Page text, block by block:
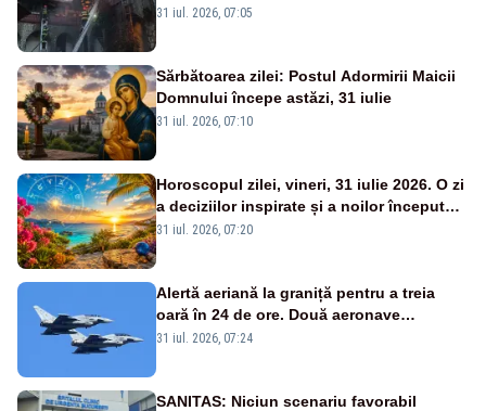
găsită carbonizată - FOTO/ VIDEO
31 iul. 2026, 07:05
Sărbătoarea zilei: Postul Adormirii Maicii
Domnului începe astăzi, 31 iulie
31 iul. 2026, 07:10
Horoscopul zilei, vineri, 31 iulie 2026. O zi
a deciziilor inspirate și a noilor începuturi.
Vezi zodiile vizate
31 iul. 2026, 07:20
Alertă aeriană la graniță pentru a treia
oară în 24 de ore. Două aeronave
Eurofighter britanice au fost ridicate de la
31 iul. 2026, 07:24
SANITAS: Niciun scenariu favorabil